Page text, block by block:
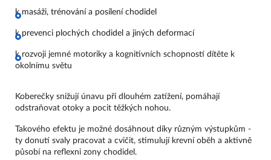
k masáži, trénování a posílení chodidel
k prevenci plochých chodidel a jiných deformací
k rozvoji jemné motoriky a kognitivních schopností dítěte k
okolnímu světu
Koberečky snižují únavu při dlouhém zatížení, pomáhají
odstraňovat otoky a pocit těžkých nohou.
Takového efektu je možné dosáhnout díky různým výstupkům -
ty donutí svaly pracovat a cvičit, stimulují krevní oběh a aktivně
působí na reflexni zony chodidel.